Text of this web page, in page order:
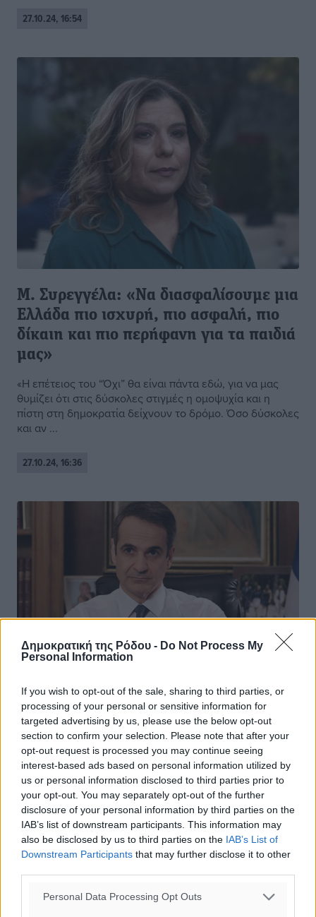
Δημοκρατική της Ρόδου - Do Not Process My
Personal Information
If you wish to opt-out of the sale, sharing to third parties, or
processing of your personal or sensitive information for
targeted advertising by us, please use the below opt-out
section to confirm your selection. Please note that after your
opt-out request is processed you may continue seeing
interest-based ads based on personal information utilized by
us or personal information disclosed to third parties prior to
your opt-out. You may separately opt-out of the further
disclosure of your personal information by third parties on the
IAB’s list of downstream participants. This information may
also be disclosed by us to third parties on the IAB’s List of
Downstream Participants that may further disclose it to other
Personal Data Processing Opt Outs
27.10.24, 16:54
Μ. Συρεγγέλα: «Να διασφαλίσουμε μια
Ελλάδα πιο ισχυρή, πιο ασφαλή, πιο
δίκαιη και πιο περήφανη για τα παιδιά
μας»
«Η επέτειος του “Όχι” θα είναι πάντα εδώ, για να μας
θυμίζει ότι στις δύσκολες στιγμές η ομοψυχία και η
πίστη στη δημοκρατία δείχνουν το δρόμο. Όσο δύσκολες
και αν ...
27.10.24, 16:36
Μητσοτάκης: Η χώρα μας αποτελεί
πυλώνα σταθερότητας, με ισχυρές
Ένοπλες Δυνάμεις που εγγυώνται την
αποτρεπτική μας ισχύ
Στην καθιερωμένη του εβδομαδιαία ανάρτηση μέσω
Facebook με τον απολογισμό του κυβερνητικού έργου
προχώρησε και σήμερα ο πρωθυπουργός, Κυριάκος
Μητσοτάκης.. Ο πρωθυπουργός, ...